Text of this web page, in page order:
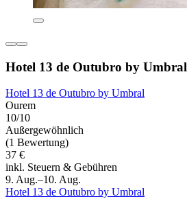
Hotel 13 de Outubro by Umbral
Hotel 13 de Outubro by Umbral
Ourem
10/10
Außergewöhnlich
(1 Bewertung)
37 €
inkl. Steuern & Gebühren
9. Aug.–10. Aug.
Hotel 13 de Outubro by Umbral